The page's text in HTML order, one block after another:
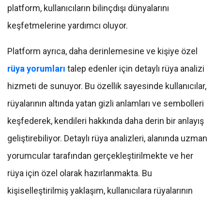
platform, kullanıcıların bilinçdışı dünyalarını
keşfetmelerine yardımcı oluyor.
Platform ayrıca, daha derinlemesine ve kişiye özel
rüya yorumları talep edenler için detaylı rüya analizi
hizmeti de sunuyor. Bu özellik sayesinde kullanıcılar,
rüyalarının altında yatan gizli anlamları ve sembolleri
keşfederek, kendileri hakkında daha derin bir anlayış
geliştirebiliyor. Detaylı rüya analizleri, alanında uzman
yorumcular tarafından gerçekleştirilmekte ve her
rüya için özel olarak hazırlanmakta. Bu
kişiselleştirilmiş yaklaşım, kullanıcılara rüyalarının